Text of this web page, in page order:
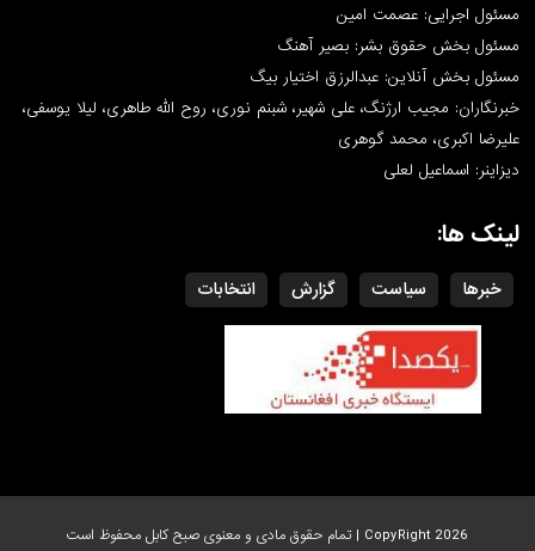
مسئول اجرایی: عصمت امین
مسئول بخش حقوق بشر: بصیر آهنگ
مسئول بخش آنلاین: عبدالرزق اختیار بیگ
خبرنگاران: مجیب ارژنگ، علی شهیر، شبنم نوری، روح الله طاهری، لیلا یوسفی،
علیرضا اکبری، محمد گوهری
دیزاینر: اسماعیل لعلی
لینک ها:
خبرها سیاست گزارش انتخابات
CopyRight 2026 | تمام حقوق مادی و معنوی صبح کابل محفوظ است